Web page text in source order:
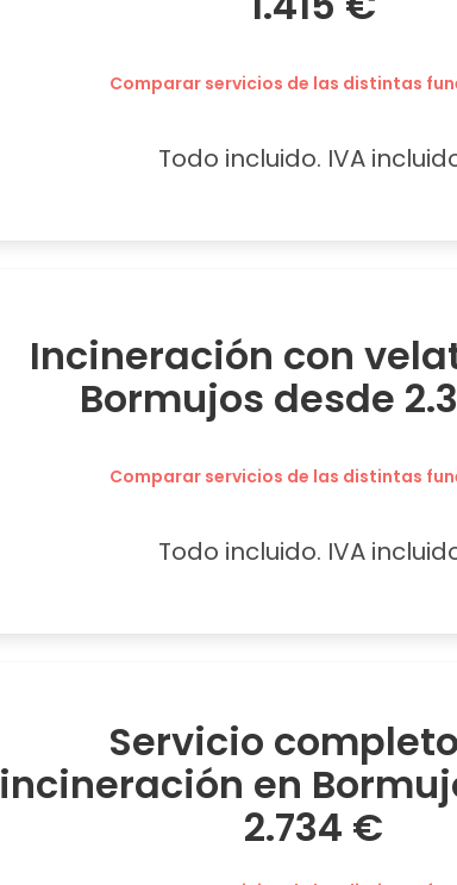
Comparar servicios de las distintas
Todo incluido. IVA
Incineración con
Bormujos desde
Comparar servicios de las distintas
Todo incluido. IVA
Servicio
incineración en
2.734 €